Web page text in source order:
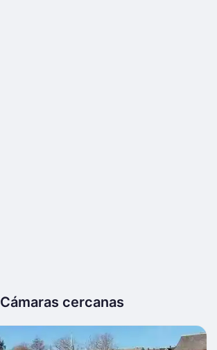
Cámaras cercanas